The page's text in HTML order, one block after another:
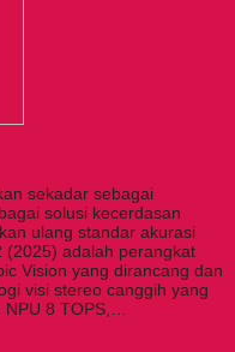
sekadar sebagai
solusi kecerdasan
ulang standar akurasi
(2025) adalah perangkat
Vision yang dirancang dan
visi stereo canggih yang
8 TOPS,…